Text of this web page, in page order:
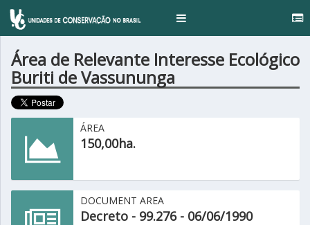
Toggle
Área de Relevante Interesse Ecológico
Buriti de Vassununga
ÁREA
150,00ha.
DOCUMENT AREA
Decreto - 99.276 - 06/06/1990